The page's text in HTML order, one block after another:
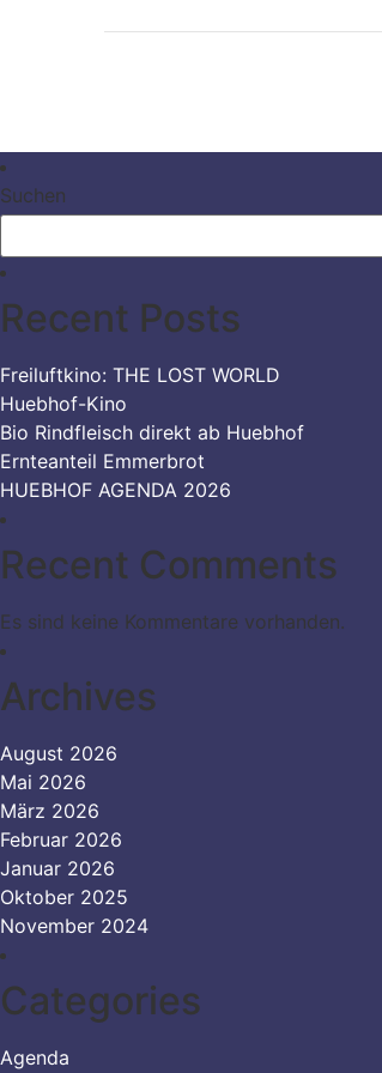
Suchen
Recent Posts
Freiluftkino: THE LOST WORLD
Huebhof-Kino
Bio Rindfleisch direkt ab Huebhof
Ernteanteil Emmerbrot
HUEBHOF AGENDA 2026
Recent Comments
Es sind keine Kommentare vorhanden.
Archives
August 2026
Mai 2026
März 2026
Februar 2026
Januar 2026
Oktober 2025
November 2024
Categories
Agenda